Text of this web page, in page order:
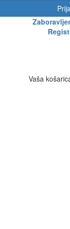
Vaša